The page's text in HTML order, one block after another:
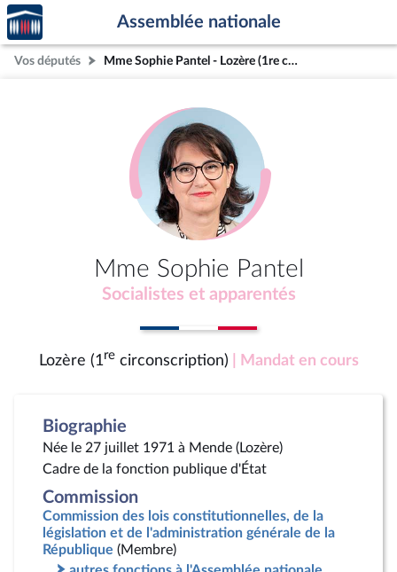
Aller au contenu
Aller en bas de la page
Accèder
à la
page
d'accueil
Assemblée nationale
Vos députés Mme Sophie Pantel - Lozère (1re circonscription)
Mme Sophie Pantel
Socialistes et apparentés
Lozère (1recirconscription) | Mandat en cours
Biographie
Née le 27 juillet 1971 à Mende (Lozère)
Cadre de la fonction publique d'État
Commission
Commission des lois constitutionnelles, de la
législation et de l'administration générale de la
République (Membre)